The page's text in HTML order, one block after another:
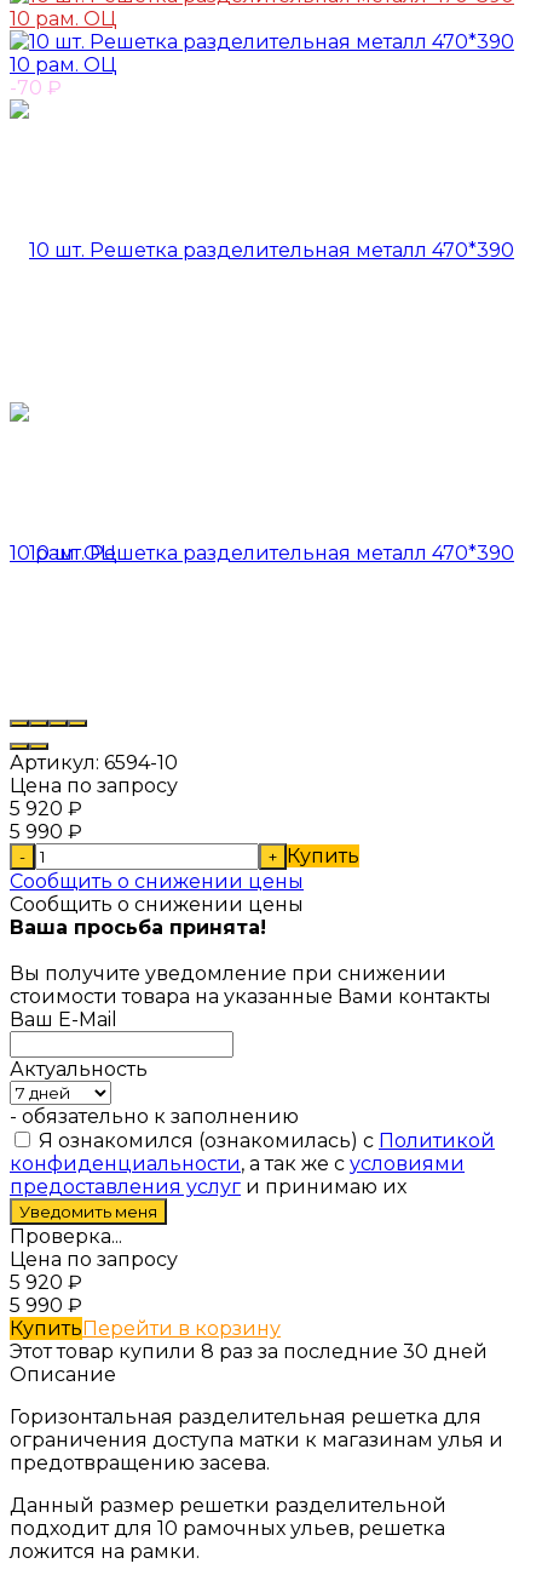
-70 ₽
Артикул: 6594-10
Цена по запросу
5 920 ₽
5 990 ₽
- + Купить
Сообщить о снижении цены
Сообщить о снижении цены
Ваша просьба принята!
Вы получите уведомление при снижении
стоимости товара на указанные Вами контакты
Ваш E-Mail
Актуальность
- обязательно к заполнению
Я ознакомился (ознакомилась) с Политикой
конфиденциальности, а так же с условиями
предоставления услуг и принимаю их
Проверка...
Цена по запросу
5 920 ₽
5 990 ₽
КупитьПерейти в корзину
Этот товар купили 8 раз за последние 30 дней
Описание
Горизонтальная разделительная решетка для
ограничения доступа матки к магазинам улья и
предотвращению засева.
Данный размер решетки разделительной
подходит для 10 рамочных ульев, решетка
ложится на рамки.